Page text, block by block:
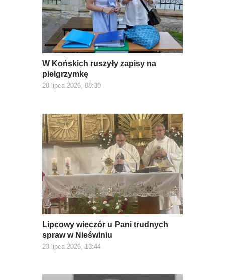
W Końskich ruszyły zapisy na
pielgrzymkę
28 lipca 2026, 08:30
Lipcowy wieczór u Pani trudnych
spraw w Nieświniu
23 lipca 2026, 13:44